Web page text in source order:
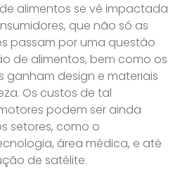
alimentos se vê impactada
que não só as
passam por uma questão
de alimentos, bem como os
ganham design e materiais
Os custos de tal
podem ser ainda
setores, como o
área médica, e até
de satélite.